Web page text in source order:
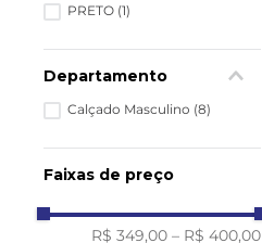
Departamento
Calçado Masculino (8)
PRETO (1)
Faixas de preço
R$ 349,00 – R$ 400,00